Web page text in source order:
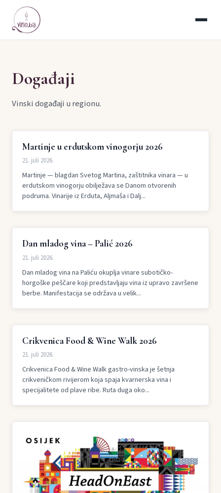
Događaji
Vinski događaji u regionu.
Martinje u erdutskom vinogorju 2026
21. juli 2026.
Martinje — blagdan Svetog Martina, zaštitnika vinara — u
erdutskom vinogorju obilježava se Danom otvorenih
podruma. Vinarije iz Erduta, Aljmaša i Dalj...
Dan mladog vina – Palić 2026
21. juli 2026.
Dan mladog vina na Paliću okuplja vinare subotičko-
horgoške peščare koji predstavljaju vina iz upravo završene
berbe. Manifestacija se održava u velik...
Crikvenica Food & Wine Walk 2026
21. juli 2026.
Crikvenica Food & Wine Walk gastro-vinska je šetnja
crikveničkom rivijerom koja spaja kvarnerska vina i
specijalitete od plave ribe. Ruta duga oko...